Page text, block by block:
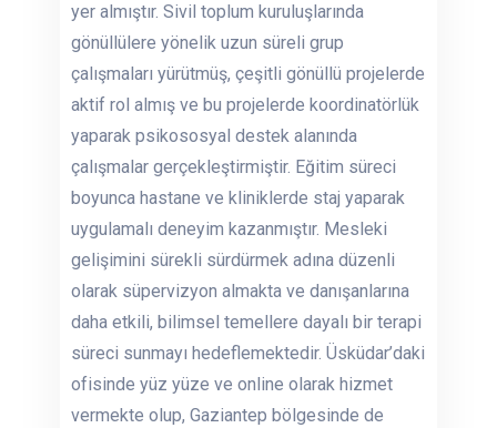
yer almıştır. Sivil toplum kuruluşlarında
gönüllülere yönelik uzun süreli grup
çalışmaları yürütmüş, çeşitli gönüllü projelerde
aktif rol almış ve bu projelerde koordinatörlük
yaparak psikososyal destek alanında
çalışmalar gerçekleştirmiştir. Eğitim süreci
boyunca hastane ve kliniklerde staj yaparak
uygulamalı deneyim kazanmıştır. Mesleki
gelişimini sürekli sürdürmek adına düzenli
olarak süpervizyon almakta ve danışanlarına
daha etkili, bilimsel temellere dayalı bir terapi
süreci sunmayı hedeflemektedir. Üsküdar’daki
ofisinde yüz yüze ve online olarak hizmet
vermekte olup, Gaziantep bölgesinde de